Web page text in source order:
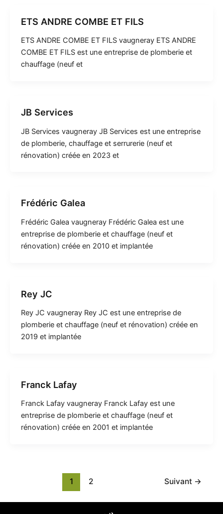
ETS ANDRE COMBE ET FILS
ETS ANDRE COMBE ET FILS vaugneray ETS ANDRE
COMBE ET FILS est une entreprise de plomberie et
chauffage (neuf et
JB Services
JB Services vaugneray JB Services est une entreprise
de plomberie, chauffage et serrurerie (neuf et
rénovation) créée en 2023 et
Frédéric Galea
Frédéric Galea vaugneray Frédéric Galea est une
entreprise de plomberie et chauffage (neuf et
rénovation) créée en 2010 et implantée
Rey JC
Rey JC vaugneray Rey JC est une entreprise de
plomberie et chauffage (neuf et rénovation) créée en
2019 et implantée
Franck Lafay
Franck Lafay vaugneray Franck Lafay est une
entreprise de plomberie et chauffage (neuf et
rénovation) créée en 2001 et implantée
1 2 Suivant →